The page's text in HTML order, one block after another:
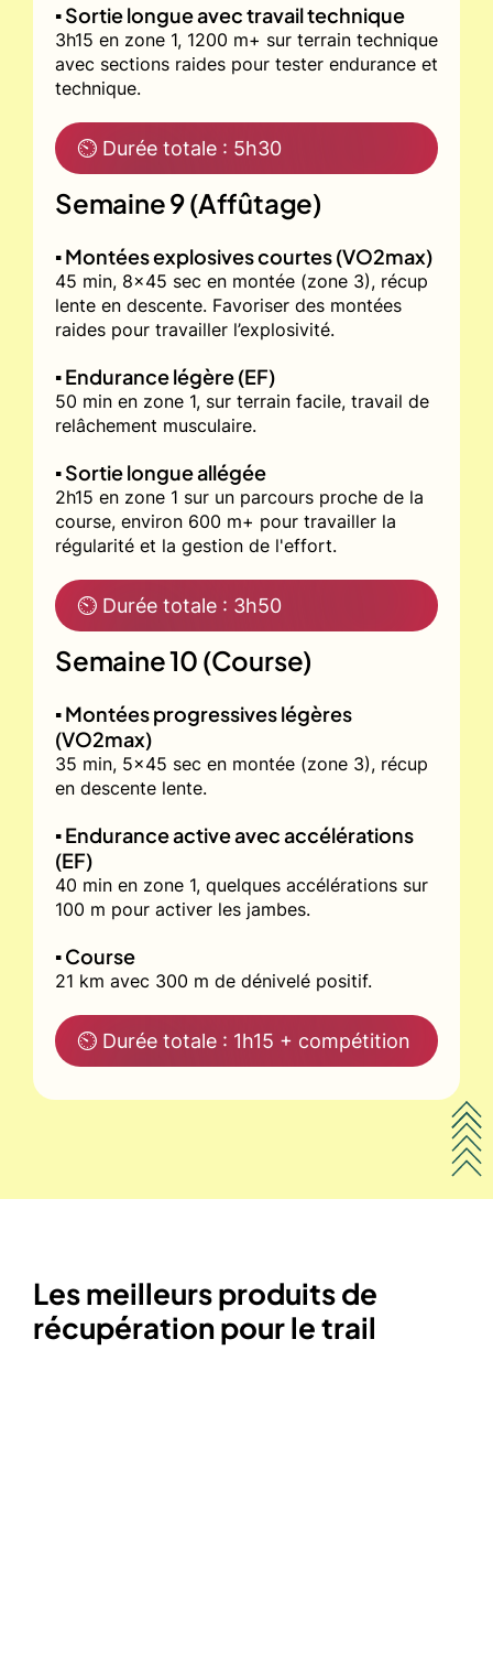
▪️ Sortie longue avec travail technique
3h15 en zone 1, 1200 m+ sur terrain technique
avec sections raides pour tester endurance et
technique.
⏲ Durée totale : 5h30
Semaine 9 (Affûtage)
▪️ Montées explosives courtes (VO2max)
45 min, 8x45 sec en montée (zone 3), récup
lente en descente. Favoriser des montées
raides pour travailler l’explosivité.
▪️ Endurance légère (EF)
50 min en zone 1, sur terrain facile, travail de
relâchement musculaire.
▪️ Sortie longue allégée
2h15 en zone 1 sur un parcours proche de la
course, environ 600 m+ pour travailler la
régularité et la gestion de l'effort.
⏲ Durée totale : 3h50
Semaine 10 (Course)
▪️ Montées progressives légères
(VO2max)
35 min, 5x45 sec en montée (zone 3), récup
en descente lente.
▪️ Endurance active avec accélérations
(EF)
40 min en zone 1, quelques accélérations sur
100 m pour activer les jambes.
▪️ Course
21 km avec 300 m de dénivelé positif.
⏲ Durée totale : 1h15 + compétition
Les meilleurs produits de
récupération pour le trail